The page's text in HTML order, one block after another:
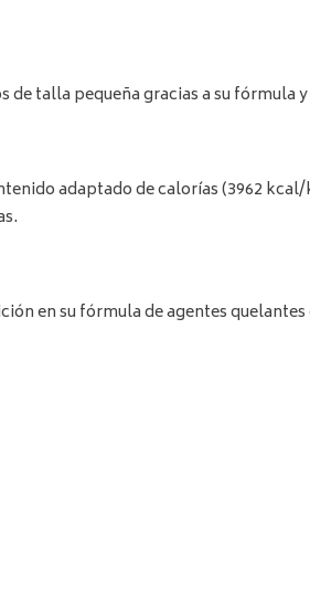
talla pequeña gracias a su fórmula
adaptado de calorías (3962
en su fórmula de agentes